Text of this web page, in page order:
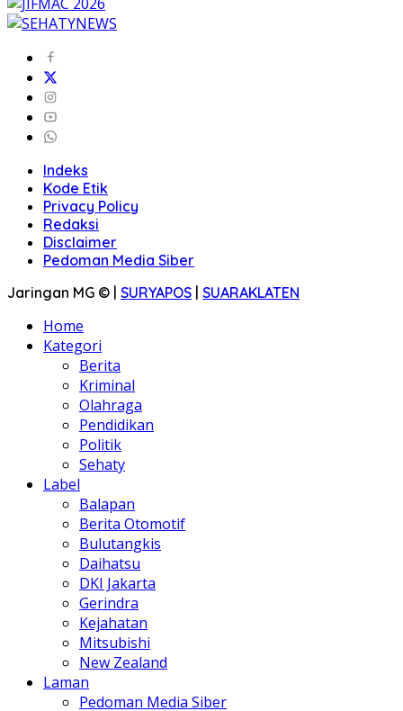
Indeks
Kode Etik
Privacy Policy
Redaksi
Disclaimer
Pedoman Media Siber
Jaringan MG © | SURYAPOS | SUARAKLATEN
Home
Kategori
Berita
Kriminal
Olahraga
Pendidikan
Politik
Sehaty
Label
Balapan
Berita Otomotif
Bulutangkis
Daihatsu
DKI Jakarta
Gerindra
Kejahatan
Mitsubishi
New Zealand
Laman
Pedoman Media Siber